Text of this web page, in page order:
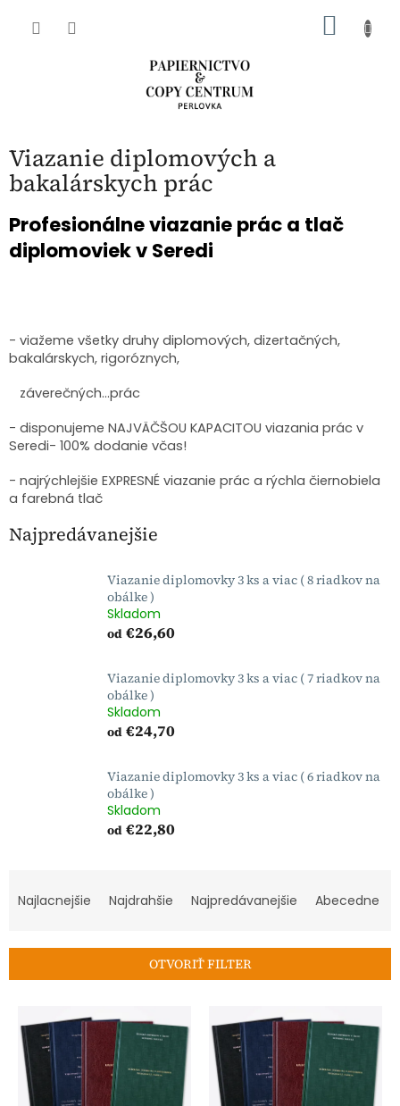
Viazanie diplomových a
bakalárskych prác
Profesionálne viazanie prác a tlač
diplomoviek v Seredi
- viažeme všetky druhy diplomových, dizertačných,
bakalárskych, rigoróznych,
záverečných...prác
- disponujeme NAJVÄČŠOU KAPACITOU viazania prác v
Seredi- 100% dodanie včas!
- najrýchlejšie EXPRESNÉ viazanie prác a rýchla čiernobiela
a farebná tlač
Najpredávanejšie
Viazanie diplomovky 3 ks a viac ( 8 riadkov na
obálke )
Skladom
od €26,60
Viazanie diplomovky 3 ks a viac ( 7 riadkov na
obálke )
Skladom
od €24,70
Viazanie diplomovky 3 ks a viac ( 6 riadkov na
obálke )
Skladom
od €22,80
i
Najlacnejšie Najdrahšie Najpredávanejšie Abecedne
OTVORIŤ FILTER